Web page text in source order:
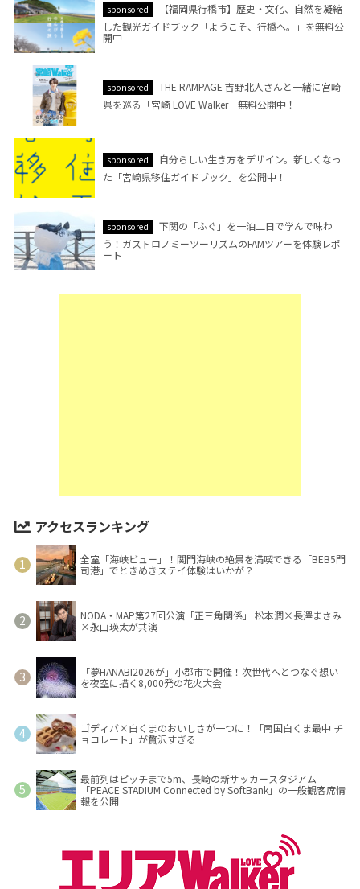
sponsored
【福岡県行橋市】歴史・文化、自然を凝縮
した観光ガイドブック「ようこそ、行橋へ。」を無料公
開中
sponsored
THE RAMPAGE 吉野北人さんと一緒に宮崎
県を巡る「宮崎 LOVE Walker」無料公開中！
sponsored
自分らしい生き方をデザイン。新しくなっ
た「宮崎県移住ガイドブック」を公開中！
sponsored
下関の「ふぐ」を一泊二日で学んで味わ
う！ガストロノミーツーリズムのFAMツアーを体験レポ
ート
アクセスランキング
全室「海峡ビュー」！関門海峡の絶景を満喫できる「BEB5門
司港」でときめきステイ体験はいかが？
NODA・MAP第27回公演「正三角関係」 松本潤×長澤まさみ
×永山瑛太が共演
「夢HANABI2026が」小郡市で開催！次世代へとつなぐ想い
を夜空に描く8,000発の花火大会
ゴディバ×白くまのおいしさが一つに！「南国白くま最中 チ
ョコレート」が贅沢すぎる
最前列はピッチまで5m、長崎の新サッカースタジアム
「PEACE STADIUM Connected by SoftBank」の一般観客席情
報を公開